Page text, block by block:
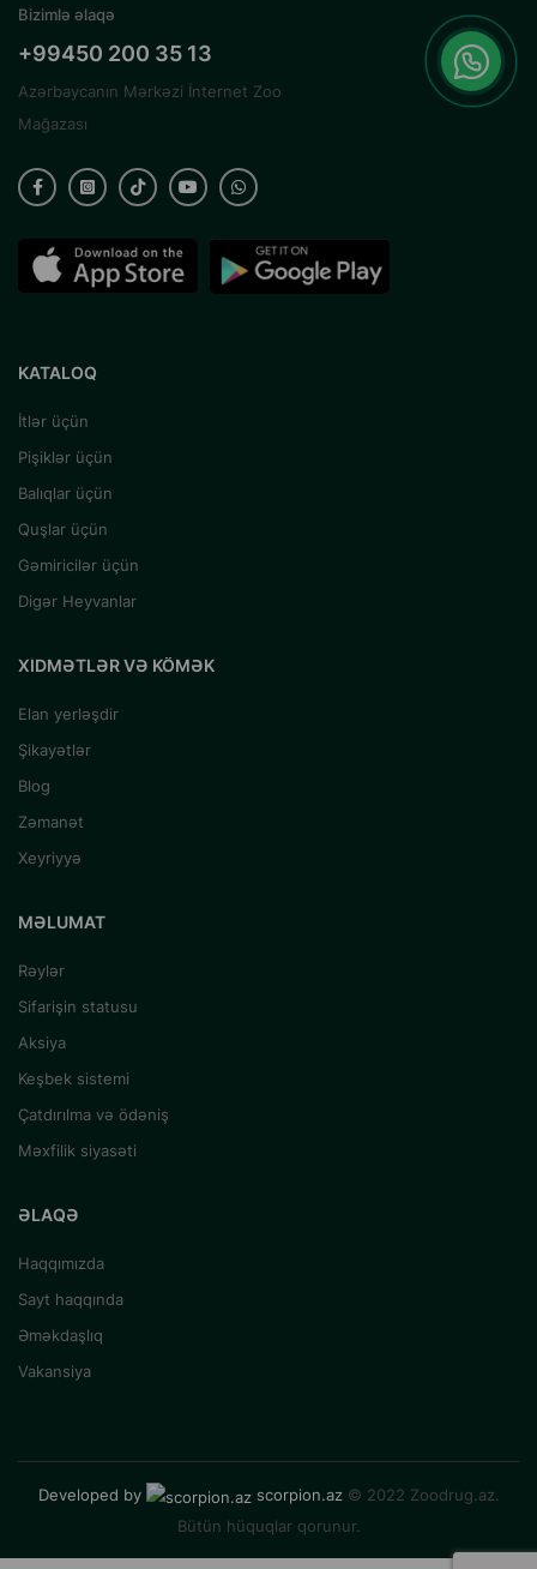
Bizimlə əlaqə
+99450 200 35 13
Azərbaycanın Mərkəzi İnternet Zoo
Mağazası
KATALOQ
İtlər üçün
Pişiklər üçün
Balıqlar üçün
Quşlar üçün
Gəmiricilər üçün
Digər Heyvanlar
XIDMƏTLƏR VƏ KÖMƏK
Elan yerləşdir
Şikayətlər
Blog
Zəmanət
Xeyriyyə
MƏLUMAT
Rəylər
Sifarişin statusu
Aksiya
Keşbek sistemi
Çatdırılma və ödəniş
Məxfilik siyasəti
ƏLAQƏ
Haqqımızda
Sayt haqqında
Əməkdaşlıq
Vakansiya
Developed by scorpion.az © 2022 Zoodrug.az.
Bütün hüquqlar qorunur.